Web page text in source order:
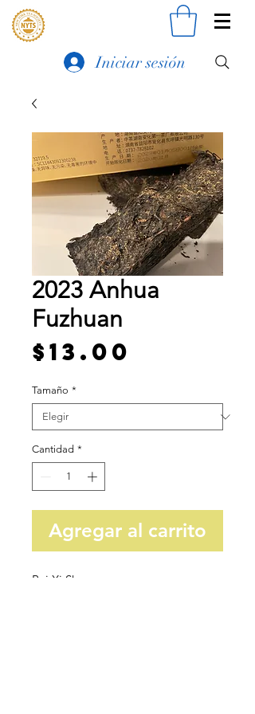
Iniciar sesión
2023 Anhua
Fuzhuan
$13.00
Tamaño *
Cantidad *
Agregar al carrito
Bai Xi Sha